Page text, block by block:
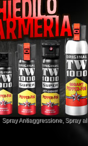
Spray Antiaggressione, Spray